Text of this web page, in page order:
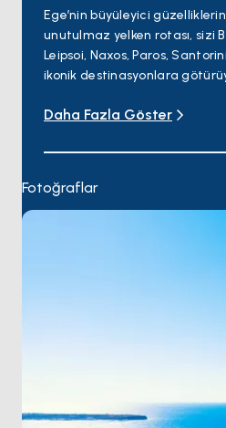
Ege’nin büyüleyici
unutulmaz yelken rotası, sizi
Leipsoi, Naxos, Paros,
ikonik destinasyonlara
dolu huzurlu Patmosadasına
ve sahil kenarındaki şirin bir
antik eserler ve hareketli
batımlarını ve volkanik
’un
akşamlar, berrak sular ve
Daha Fazla Göster
Fotoğraflar